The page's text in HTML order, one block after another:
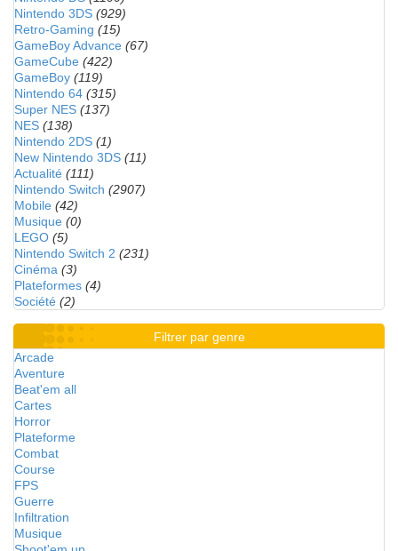
Nintendo 3DS (929)
Retro-Gaming (15)
GameBoy Advance (67)
GameCube (422)
GameBoy (119)
Nintendo 64 (315)
Super NES (137)
NES (138)
Nintendo 2DS (1)
New Nintendo 3DS (11)
Actualité (111)
Nintendo Switch (2907)
Mobile (42)
Musique (0)
LEGO (5)
Nintendo Switch 2 (231)
Cinéma (3)
Plateformes (4)
Société (2)
Filtrer par genre
Arcade
Aventure
Beat'em all
Cartes
Horror
Plateforme
Combat
Course
FPS
Guerre
Infiltration
Musique